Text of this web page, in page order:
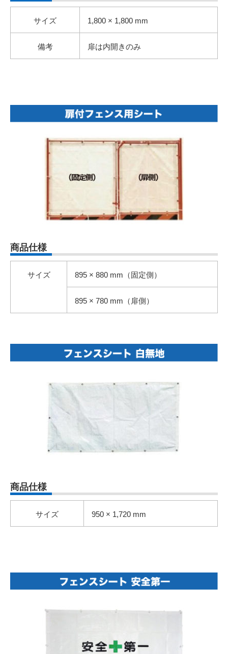
サイズ 1,800 × 1,800 mm
備考 扉は内開きのみ
商品仕様
サイズ 895 × 880 mm（固定側）
895 × 780 mm（扉側）
商品仕様
サイズ 950 × 1,720 mm